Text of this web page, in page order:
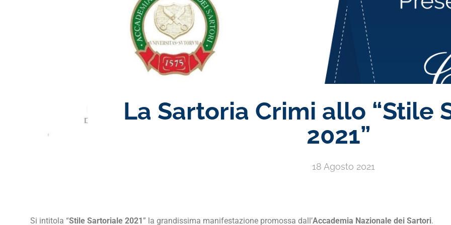
La Sartoria Crimi allo “Stile
2021”
18 Agosto 2021
Si intitola “Stile Sartoriale 2021” la grandissima manifestazione promossa dall’Accademia Nazionale dei Sartori.